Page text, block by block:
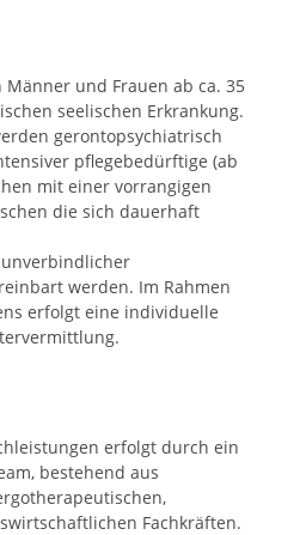
und Frauen ab ca. 35
seelischen Erkrankung.
gerontopsychiatrisch
pflegebedürftige (ab
mit einer vorrangigen
die sich dauerhaft
werden. Im Rahmen
erfolgt eine individuelle
erfolgt durch ein
bestehend aus
Fachkräften.